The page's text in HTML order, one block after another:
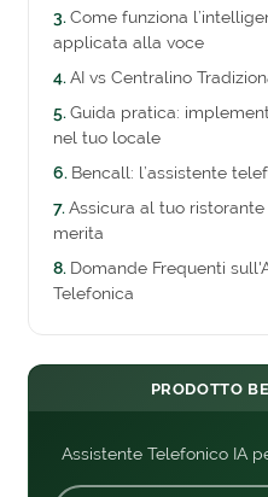
Come funziona
applicata alla voce
AI vs Centralino
Guida pratica:
nel tuo locale
Bencall: l’assistente
Assicura al tuo
merita
Domande Frequenti
Telefonica
PRODOTTO
Assistente Telefonico IA